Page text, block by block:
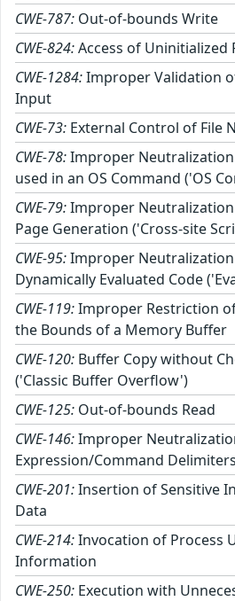
CWE-787: Out-of-bounds Write
CWE-824:Access of Uninitialized
CWE-1284:Improper Validation
Input
CWE-73: External Control of File
CWE-78:Improper Neutralization
used in an OS Command ('OS
CWE-79:Improper
Page Generation ('Cross-site
CWE-95:Improper
Dynamically Evaluated Code
CWE-119:Improper Restriction
the Bounds of a Memory Buffer
CWE-120: Buffer Copy without
('Classic Buffer Overflow')
CWE-125: Out-of-bounds Read
CWE-146:Improper
Expression/Command Delimiters
CWE-201:Insertion of Sensitive
Data
CWE-214:Invocation of Process
Information
CWE-250: Execution with